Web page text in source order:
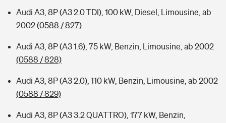
Audi A3, 8P (A3 2.0 TDI), 100 kW, Diesel, Limousine, ab
2002(0588 / 827)
Audi A3, 8P (A3 1.6), 75 kW, Benzin, Limousine, ab 2002
(0588 / 828)
Audi A3, 8P (A3 2.0), 110 kW, Benzin, Limousine, ab 2002
(0588 / 829)
Audi A3, 8P (A3 3.2 QUATTRO), 177 kW, Benzin,